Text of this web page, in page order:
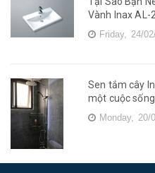
Vành Inax AL-
Friday, 24/
Sen tắm cây
một cuộc
Monday, 20/